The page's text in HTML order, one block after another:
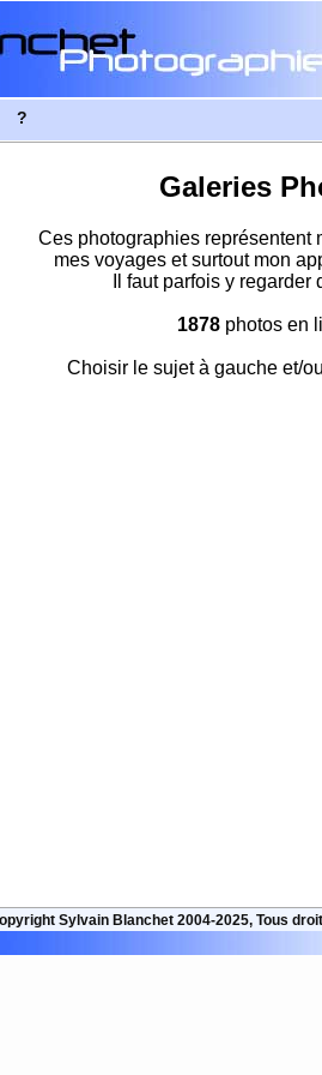
?
Galeries
Ces photographies représentent
mes voyages et surtout mon
Il faut parfois y regarder
1878photos en
Choisir le sujet à gauche et/
Sylvain Blanchet 2004-2025, Tous